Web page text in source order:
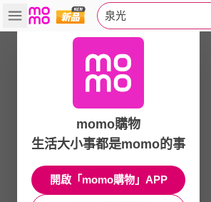
泉光
momo購物
生活大小事都是momo的事
開啟「momo購物」APP